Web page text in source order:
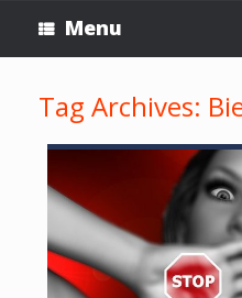
Menu
Tag Archives: